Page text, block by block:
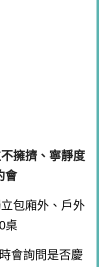
擁擠、寧靜度
會
包廂外、戶外
桌
會詢問是否慶